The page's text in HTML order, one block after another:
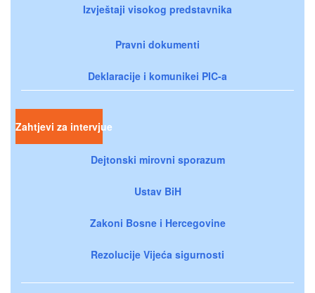
Izvještaji visokog predstavnika
Pravni dokumenti
Deklaracije i komunikei PIC-a
Zahtjevi za intervjue
Dejtonski mirovni sporazum
Ustav BiH
Zakoni Bosne i Hercegovine
Rezolucije Vijeća sigurnosti